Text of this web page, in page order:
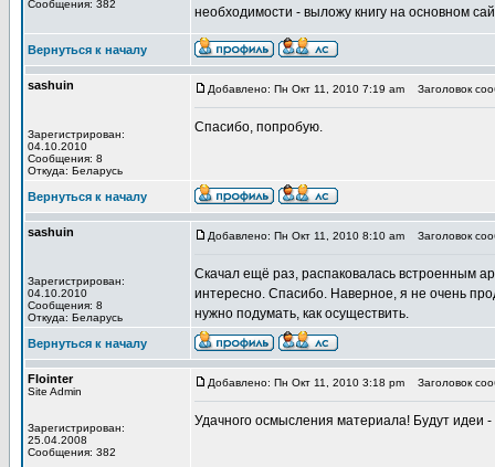
Сообщения: 382
необходимости - выложу книгу на основном
Вернуться к началу
sashuin
Зарегистрирован:
04.10.2010
Сообщения: 8
Откуда: Беларусь
Добавлено: Пн Окт 11, 2010 7:19 am Заголовок
Спасибо, попробую.
Вернуться к началу
sashuin
Зарегистрирован:
04.10.2010
Сообщения: 8
Откуда: Беларусь
Добавлено: Пн Окт 11, 2010 8:10 am Заголовок
Скачал ещё раз, распаковалась встроенным
интересно. Спасибо. Наверное, я не очень
нужно подумать, как осуществить.
Вернуться к началу
Flointer
Site Admin
Зарегистрирован:
25.04.2008
Сообщения: 382
Добавлено: Пн Окт 11, 2010 3:18 pm Заголовок
Удачного осмысления материала! Будут идеи